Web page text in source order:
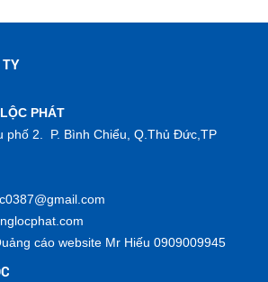
PHÁT
phố 2. P. Bình Chiểu, Q.Thủ Đức,TP
cáo website Mr Hiếu 0909009945